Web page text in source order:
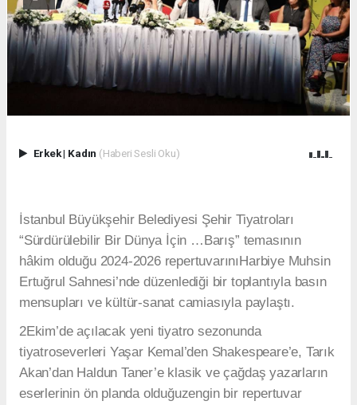
Erkek| Kadın (Haberi Sesli Oku)
İstanbul Büyükşehir Belediyesi Şehir Tiyatroları
“Sürdürülebilir Bir Dünya İçin …Barış” temasının
hâkim olduğu 2024-2026 repertuvarınıHarbiye Muhsin
Ertuğrul Sahnesi’nde düzenlediği bir toplantıyla basın
mensupları ve kültür-sanat camiasıyla paylaştı.
2Ekim’de açılacak yeni tiyatro sezonunda
tiyatroseverleri Yaşar Kemal’den Shakespeare’e, Tarık
Akan’dan Haldun Taner’e klasik ve çağdaş yazarların
eserlerinin ön planda olduğuzengin bir repertuvar